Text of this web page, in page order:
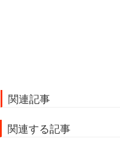
関連記事
関連する記事